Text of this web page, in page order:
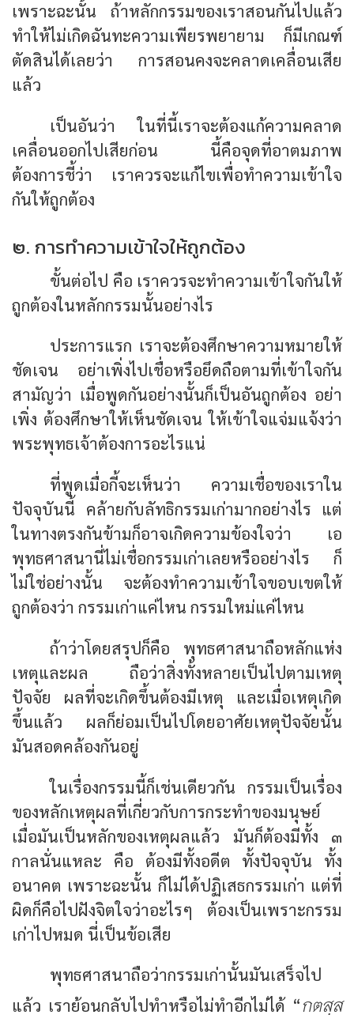
เพราะฉะนั้น ถ้าหลักกรรมของเราสอนกันไปแล้ว
ทำให้ไม่เกิดฉันทะความเพียรพยายาม ก็มีเกณฑ์
ตัดสินได้เลยว่า การสอนคงจะคลาดเคลื่อนเสีย
แล้ว
เป็นอันว่า ในที่นี้เราจะต้องแก้ความคลาด
เคลื่อนออกไปเสียก่อน นี้คือจุดที่อาตมภาพ
ต้องการชี้ว่า เราควรจะแก้ไขเพื่อทำความเข้าใจ
กันให้ถูกต้อง
๒. การทำความเข้าใจให้ถูกต้อง
ขั้นต่อไป คือ เราควรจะทำความเข้าใจกันให้
ถูกต้องในหลักกรรมนั้นอย่างไร
ประการแรก เราจะต้องศึกษาความหมายให้
ชัดเจน อย่าเพิ่งไปเชื่อหรือยึดถือตามที่เข้าใจกัน
สามัญว่า เมื่อพูดกันอย่างนั้นก็เป็นอันถูกต้อง อย่า
เพิ่ง ต้องศึกษาให้เห็นชัดเจน ให้เข้าใจแจ่มแจ้งว่า
พระพุทธเจ้าต้องการอะไรแน่
ที่พูดเมื่อกี้จะเห็นว่า ความเชื่อของเราใน
ปัจจุบันนี้ คล้ายกับลัทธิกรรมเก่ามากอย่างไร แต่
ในทางตรงกันข้ามก็อาจเกิดความข้องใจว่า เอ
พุทธศาสนานี่ไม่เชื่อกรรมเก่าเลยหรืออย่างไร ก็
ไม่ใช่อย่างนั้น จะต้องทำความเข้าใจขอบเขตให้
ถูกต้องว่า กรรมเก่าแค่ไหน กรรมใหม่แค่ไหน
ถ้าว่าโดยสรุปก็คือ พุทธศาสนาถือหลักแห่ง
เหตุและผล ถือว่าสิ่งทั้งหลายเป็นไปตามเหตุ
ปัจจัย ผลที่จะเกิดขึ้นต้องมีเหตุ และเมื่อเหตุเกิด
ขึ้นแล้ว ผลก็ย่อมเป็นไปโดยอาศัยเหตุปัจจัยนั้น
มันสอดคล้องกันอยู่
ในเรื่องกรรมนี้ก็เช่นเดียวกัน กรรมเป็นเรื่อง
ของหลักเหตุผลที่เกี่ยวกับการกระทำของมนุษย์
เมื่อมันเป็นหลักของเหตุผลแล้ว มันก็ต้องมีทั้ง ๓
กาลนั่นแหละ คือ ต้องมีทั้งอดีต ทั้งปัจจุบัน ทั้ง
อนาคต เพราะฉะนั้น ก็ไม่ได้ปฏิเสธกรรมเก่า แต่ที่
ผิดก็คือไปฝังจิตใจว่าอะไรๆ ต้องเป็นเพราะกรรม
เก่าไปหมด นี่เป็นข้อเสีย
พุทธศาสนาถือว่ากรรมเก่านั้นมันเสร็จไป
แล้ว เราย้อนกลับไปทำหรือไม่ทำอีกไม่ได้ “กตสฺส